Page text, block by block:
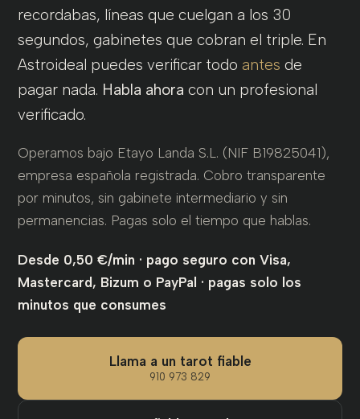
recordabas, líneas que cuelgan a los 30
segundos, gabinetes que cobran el triple. En
Astroideal puedes verificar todo antes de
pagar nada. Habla ahora con un profesional
verificado.
Operamos bajo Etayo Landa S.L. (NIF B19825041),
empresa española registrada. Cobro transparente
por minutos, sin gabinete intermediario y sin
permanencias. Pagas solo el tiempo que hablas.
Desde 0,50 €/min · pago seguro con Visa,
Mastercard, Bizum o PayPal · pagas solo los
minutos que consumes
Llama a un tarot fiable
910 973 829